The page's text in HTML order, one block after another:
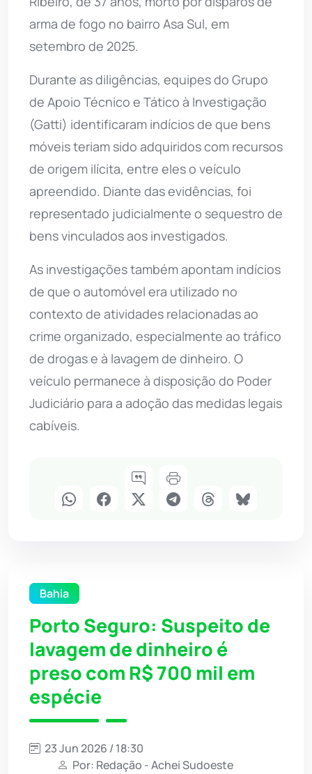
arma de fogo no bairro Asa Sul, em
setembro de 2025.
Durante as diligências, equipes do Grupo
de Apoio Técnico e Tático à Investigação
(Gatti) identificaram indícios de que bens
móveis teriam sido adquiridos com recursos
de origem ilícita, entre eles o veículo
apreendido. Diante das evidências, foi
representado judicialmente o sequestro de
bens vinculados aos investigados.
As investigações também apontam indícios
de que o automóvel era utilizado no
contexto de atividades relacionadas ao
crime organizado, especialmente ao tráfico
de drogas e à lavagem de dinheiro. O
veículo permanece à disposição do Poder
Judiciário para a adoção das medidas legais
cabíveis.
Bahia
Porto Seguro: Suspeito de
lavagem de dinheiro é
preso com R$ 700 mil em
espécie
23 Jun 2026 / 18:30
Por: Redação - Achei Sudoeste